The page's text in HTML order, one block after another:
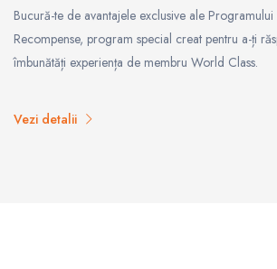
Bucură-te de avantajele exclusive ale
Recompense, program special creat pentru a-ți
îmbunătăți experiența de membru World Class.
Vezi detalii